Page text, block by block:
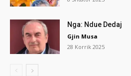
Nga: Ndue Dedaj
Gjin Musa
28 Korrik 2025